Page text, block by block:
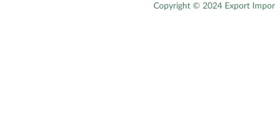
Copyright © 2024 Export